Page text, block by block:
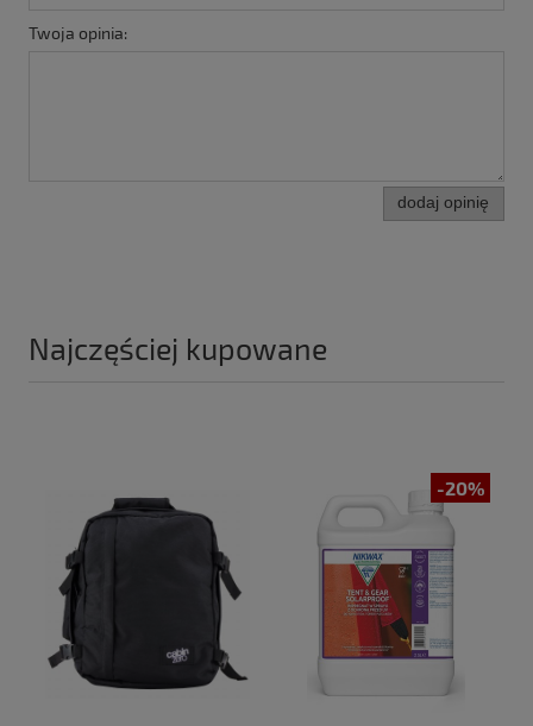
Twoja opinia:
dodaj opinię
Najczęściej kupowane
-20%